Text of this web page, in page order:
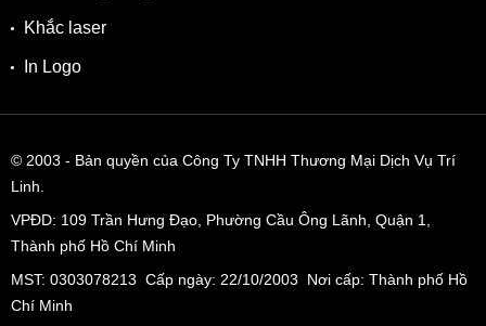
Khắc laser
In Logo
© 2003 - Bản quyền của Công Ty TNHH Thương Mại Dịch Vụ Trí
Linh.
VPĐD: 109 Trần Hưng Đạo, Phường Cầu Ông Lãnh, Quận 1,
Thành phố Hồ Chí Minh
MST: 0303078213 Cấp ngày: 22/10/2003 Nơi cấp: Thành phố Hồ
Chí Minh